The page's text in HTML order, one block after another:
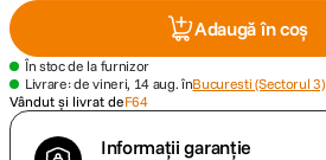
card memorie
9. dji mic mini
10. dji osmo
Adaugă în coș
În stoc de la furnizor
Livrare: de vineri, 14 aug. înBucuresti (Sectorul 3)
Vândut și livrat deF64
Informații garanție